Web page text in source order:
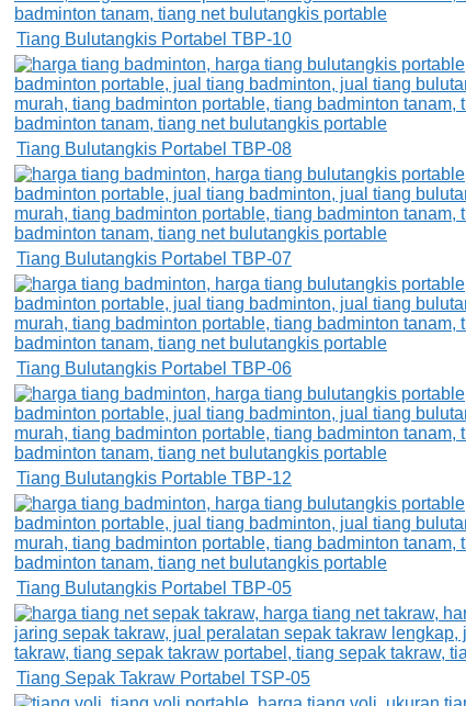
Tiang Bulutangkis Portabel TBP-10
Tiang Bulutangkis Portabel TBP-08
Tiang Bulutangkis Portabel TBP-07
Tiang Bulutangkis Portabel TBP-06
Tiang Bulutangkis Portable TBP-12
Tiang Bulutangkis Portabel TBP-05
Tiang Sepak Takraw Portabel TSP-05